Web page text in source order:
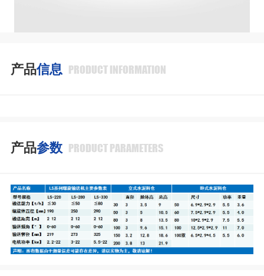
产品信息 PRODUCT INFORMATION
产品参数 PRODUCT PARAMETERS